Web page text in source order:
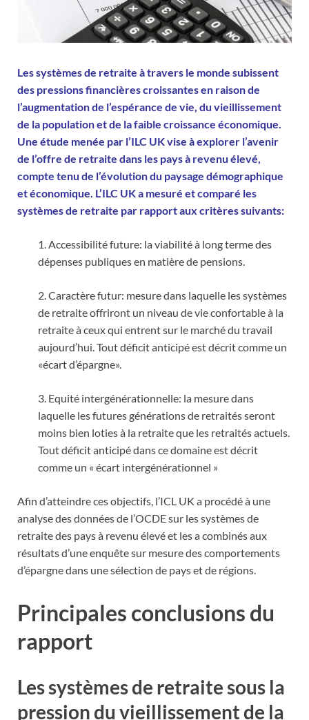
Les systèmes de retraite à travers le monde subissent
des pressions financières croissantes en raison de
l’augmentation de l’espérance de vie, du vieillissement
de la population et de la faible croissance économique.
Une étude menée par l’ILC UK vise à explorer l’avenir
de l’offre de retraite dans les pays à revenu élevé,
compte tenu de l’évolution du paysage démographique
et économique. L’ILC UK a mesuré et comparé les
systèmes de retraite par rapport aux critères suivants:
1. Accessibilité future: la viabilité à long terme des
dépenses publiques en matière de pensions.
2. Caractère futur: mesure dans laquelle les systèmes
de retraite offriront un niveau de vie confortable à la
retraite à ceux qui entrent sur le marché du travail
aujourd’hui. Tout déficit anticipé est décrit comme un
«écart d’épargne».
3. Equité intergénérationnelle: la mesure dans
laquelle les futures générations de retraités seront
moins bien loties à la retraite que les retraités actuels.
Tout déficit anticipé dans ce domaine est décrit
comme un « écart intergénérationnel »
Afin d’atteindre ces objectifs, l’ICL UK a procédé à une
analyse des données de l’OCDE sur les systèmes de
retraite des pays à revenu élevé et les a combinés aux
résultats d’une enquête sur mesure des comportements
d’épargne dans une sélection de pays et de régions.
Principales conclusions du
rapport
Les systèmes de retraite sous la
pression du vieillissement de la